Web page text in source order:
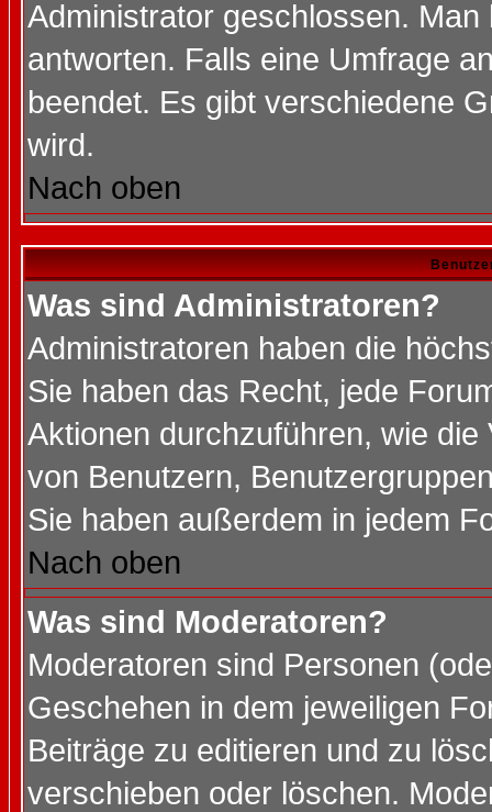
Administrator geschlossen.
antworten. Falls eine Umfrage
beendet. Es gibt verschiedene
wird.
Nach oben
Was sind Administratoren?
Administratoren haben die
Sie haben das Recht, jede
Aktionen durchzuführen, wie
von Benutzern,
Sie haben außerdem in jedem
Nach oben
Was sind Moderatoren?
Moderatoren sind Personen
Geschehen in dem jeweiligen
Beiträge zu editieren und zu
verschieben oder löschen.